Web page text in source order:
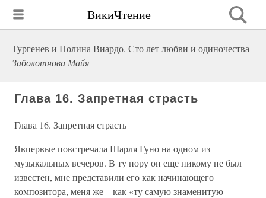
ВикиЧтение
Тургенев и Полина Виардо. Сто лет любви и одиночества
Заболотнова Майя
Глава 16. Запретная страсть
Глава 16. Запретная страсть
Явпервые повстречала Шарля Гуно на одном из
музыкальных вечеров. В ту пору он еще никому не был
известен, мне представили его как начинающего
композитора, меня же – как «ту самую знаменитую